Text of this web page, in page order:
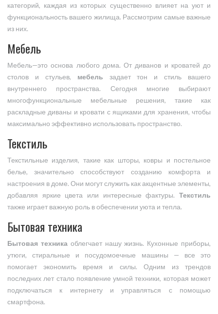
категорий, каждая из которых существенно влияет на уют и
функциональность вашего жилища. Рассмотрим самые важные
из них.
Мебель
Мебель—это основа любого дома. От диванов и кроватей до
столов и стульев, мебель задает тон и стиль вашего
внутреннего пространства. Сегодня многие выбирают
многофункциональные мебельные решения, такие как
раскладные диваны и кровати с ящиками для хранения, чтобы
максимально эффективно использовать пространство.
Текстиль
Текстильные изделия, такие как шторы, ковры и постельное
белье, значительно способствуют созданию комфорта и
настроения в доме. Они могут служить как акцентные элементы,
добавляя яркие цвета или интересные фактуры. Текстиль
также играет важную роль в обеспечении уюта и тепла.
Бытовая техника
Бытовая техникаоблегчает нашу жизнь. Кухонные приборы,
утюги, стиральные и посудомоечные машины — все это
помогает экономить время и силы. Одним из трендов
последних лет стало появление умной техники, которая может
подключаться к интернету и управляться с помощью
смартфона.